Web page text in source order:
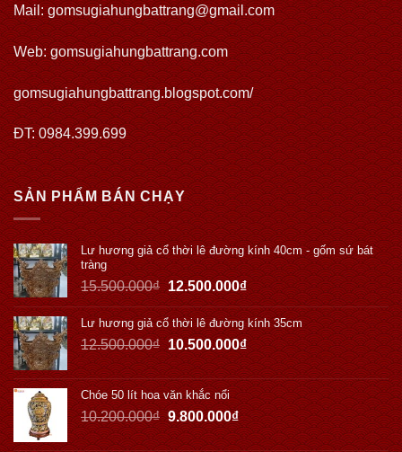
Mail: gomsugiahungbattrang@gmail.com
Web:gomsugiahungbattrang.com
gomsugiahungbattrang.blogspot.com/
ĐT: 0984.399.699
SẢN PHẨM BÁN CHẠY
Lư hương giả cổ thời lê đường kính 40cm - gốm sứ bát
tràng
15.500.000₫ 12.500.000₫
Lư hương giả cổ thời lê đường kính 35cm
12.500.000₫ 10.500.000₫
Chóe 50 lít hoa văn khắc nổi
10.200.000₫ 9.800.000₫